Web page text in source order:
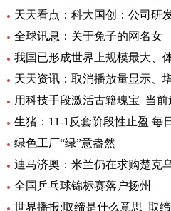
全球讯息：关于兔子的网名女
用科技手段激活古籍瑰宝_当前
生猪：11-1反套阶段性止盈 每
绿色工厂“绿”意盎然
全国乒乓球锦标赛落户扬州
世界播报:取缔是什么意思_取